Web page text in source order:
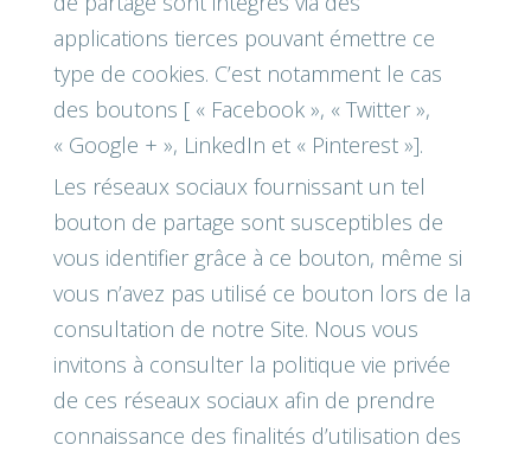
applications tierces pouvant émettre ce
type de cookies. C’est notamment le cas
des boutons [ « Facebook », « Twitter »,
« Google + », LinkedIn et « Pinterest »].
Les réseaux sociaux fournissant un tel
bouton de partage sont susceptibles de
vous identifier grâce à ce bouton, même si
vous n’avez pas utilisé ce bouton lors de la
consultation de notre Site. Nous vous
invitons à consulter la politique vie privée
de ces réseaux sociaux afin de prendre
connaissance des finalités d’utilisation des